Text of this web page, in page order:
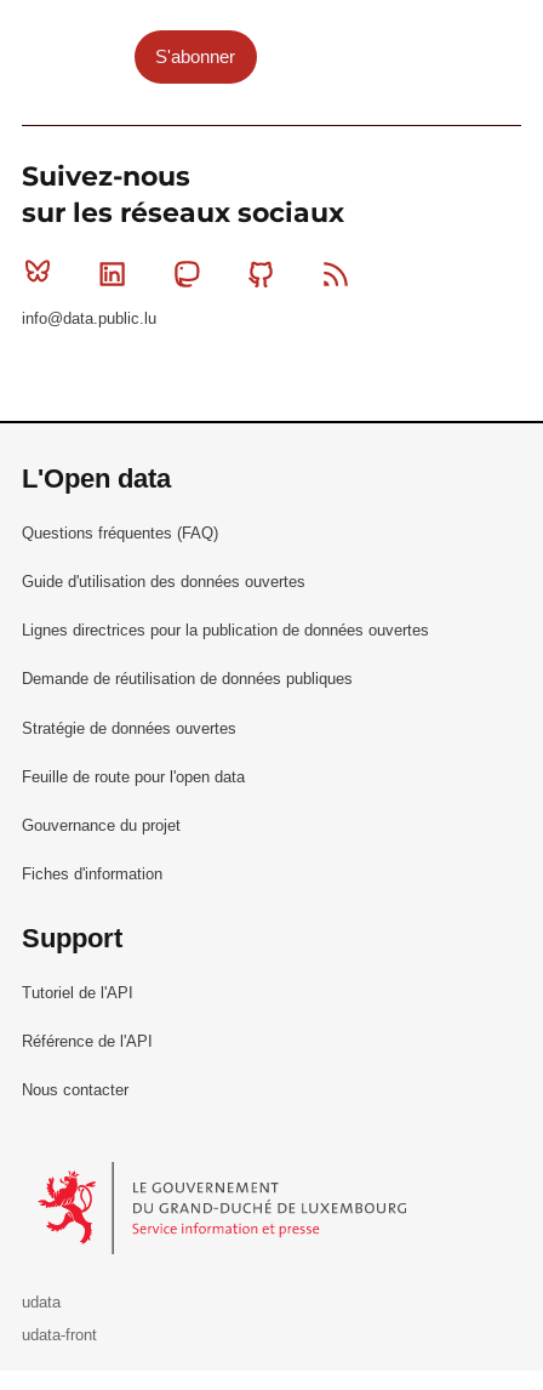
S'abonner
Suivez-nous
sur les réseaux sociaux
Bluesky Linkedin MastodonGithub
info@data.public.lu
L'Open data
Questions fréquentes (FAQ)
Guide d'utilisation des données ouvertes
Lignes directrices pour la publication de données ouvertes
Demande de réutilisation de données publiques
Stratégie de données ouvertes
Feuille de route pour l'open data
Gouvernance du projet
Fiches d'information
Support
Tutoriel de l'API
Référence de l'API
Nous contacter
Le Gouvernement du Grand-Duché de Luxembourg - Service
udata
udata-front